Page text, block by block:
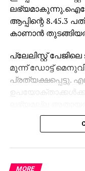
ആപ്പിന്റെ
കാണാന്‍
പ്ലേലിസ്റ്റ്
മൂന്ന് ഡോട്ട്
ചെയ്താലും ചില
ആദ്യഘട്ടത്തില്‍
ഉപയോക്താക്കള്‍ക്കു
MORE